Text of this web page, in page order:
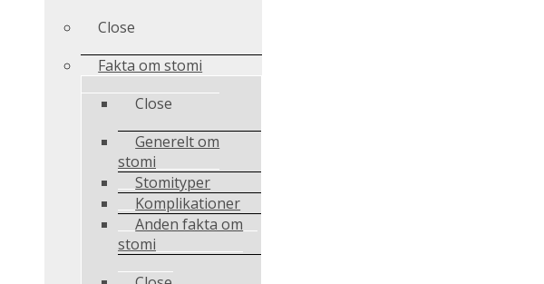
Close
Fakta om stomi
Close
Generelt om
stomi
Stomityper
Komplikationer
Anden fakta om
stomi